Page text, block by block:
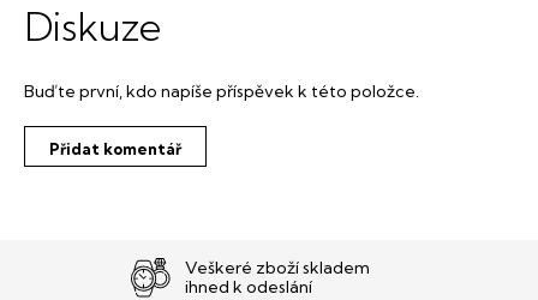
Diskuze
Buďte první, kdo napíše příspěvek k této položce.
Přidat komentář
Veškeré zboží skladem
ihned k odeslání